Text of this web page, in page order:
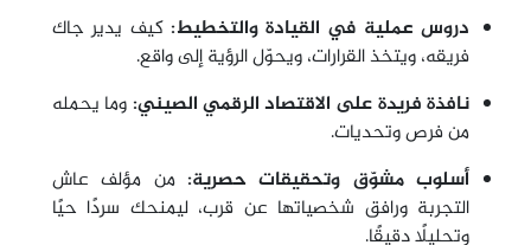
دروس عملية في القيادة والتخطيط: كيف يدير جاك
فريقه، ويتخذ القرارات، ويحوّل الرؤية إلى واقع.
نافذة فريدة على الاقتصاد الرقمي الصيني:وما يحمله
من فرص وتحديات.
أسلوب مشوّق وتحقيقات حصرية: من مؤلف عاش
التجربة ورافق شخصياتها عن قرب، ليمنحك سردًا حيًا
وتحليلًا دقيقًا.